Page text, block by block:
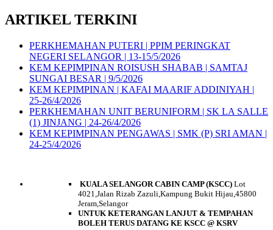
ARTIKEL TERKINI
PERKHEMAHAN PUTERI | PPIM PERINGKAT
NEGERI SELANGOR | 13-15/5/2026
KEM KEPIMPINAN ROISUSH SHABAB | SAMTAJ
SUNGAI BESAR | 9/5/2026
KEM KEPIMPINAN | KAFAI MAARIF ADDINIYAH |
25-26/4/2026
PERKHEMAHAN UNIT BERUNIFORM | SK LA SALLE
(1) JINJANG | 24-26/4/2026
KEM KEPIMPINAN PENGAWAS | SMK (P) SRI AMAN |
24-25/4/2026
KUALA SELANGOR CABIN CAMP (KSCC) Lot
4021,Jalan Rizab Zazuli,Kampung Bukit Hijau,45800
Jeram,Selangor
UNTUK KETERANGAN LANJUT & TEMPAHAN
BOLEH TERUS DATANG KE KSCC @ KSRV